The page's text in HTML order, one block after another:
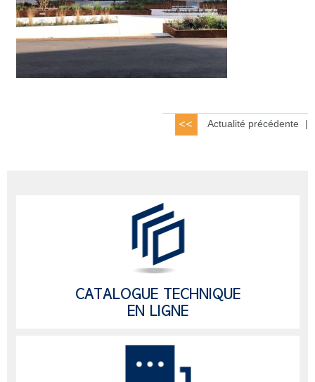
Actualité précédente |
CATALOGUE TECHNIQUE
EN LIGNE